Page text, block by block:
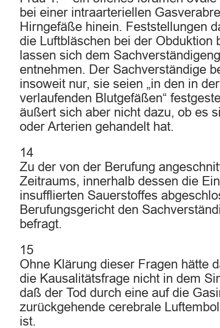
bei einer intraarteriellen
Hirngefäße hinein. Feststellungen
die Luftbläschen bei der Obduktion
lassen sich dem
entnehmen. Der Sachverständige
insoweit nur, sie seien „in den in
verlaufenden Blutgefäßen“
äußert sich aber nicht dazu, ob es
oder Arterien gehandelt hat.
14
Zu der von der Berufung
Zeitraums, innerhalb dessen die
insufflierten Sauerstoffes
Berufungsgericht den
befragt.
15
Ohne Klärung dieser Fragen hätte
die Kausalitätsfrage nicht in dem
daß der Tod durch eine auf die
zurückgehende cerebrale
ist.